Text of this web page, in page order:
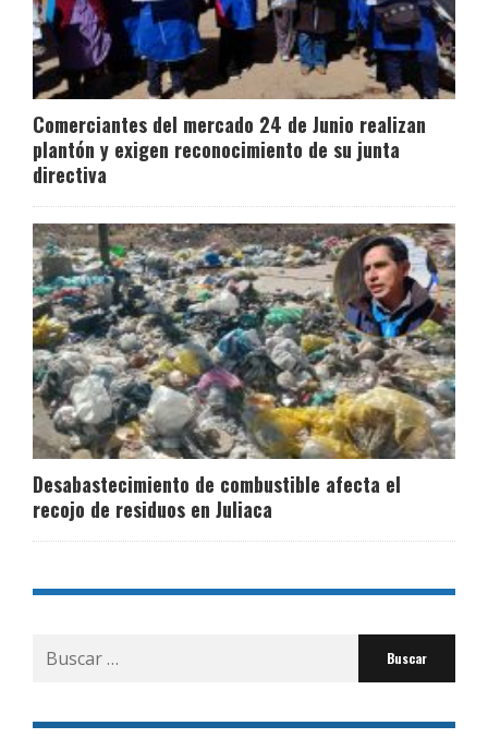
Comerciantes del mercado 24 de Junio realizan
plantón y exigen reconocimiento de su junta
directiva
Desabastecimiento de combustible afecta el
recojo de residuos en Juliaca
Buscar
por: